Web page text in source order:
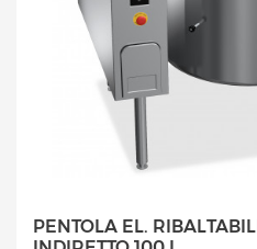
PENTOLA EL.